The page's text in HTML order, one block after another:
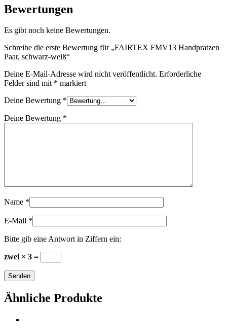
Bewertungen
Es gibt noch keine Bewertungen.
Schreibe die erste Bewertung für „FAIRTEX FMV13 Handpratzen
Paar, schwarz-weiß“
Deine E-Mail-Adresse wird nicht veröffentlicht. Erforderliche
Felder sind mit * markiert
Deine Bewertung *
Deine Bewertung *
Name *
E-Mail *
Bitte gib eine Antwort in Ziffern ein:
zwei × 3 =
Ähnliche Produkte